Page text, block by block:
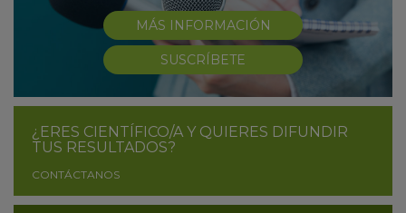
MÁS INFORMACIÓN
SUSCRÍBETE
¿ERES CIENTÍFICO/A Y QUIERES DIFUNDIR
TUS RESULTADOS?
CONTÁCTANOS